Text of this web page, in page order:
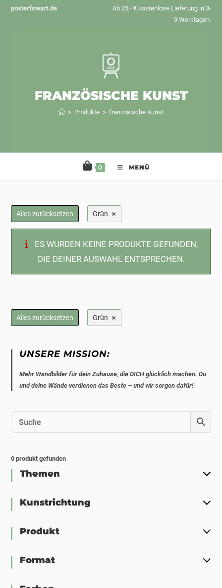
Zumposterfineart.de
Ab 25,- € kostenlose Lieferung in 3-
9 Werktagen.
FRANZÖSISCHE KUNST
> Produkte > französische Kunst
0 MENÜ
Alles zurücksetzen Grün ×
ES WURDEN KEINE PRODUKTE GEFUNDEN,
DIE DEINER AUSWAHL ENTSPRECHEN.
Alles zurücksetzen Grün ×
UNSERE MISSION:
Mehr Wandbilder für dein Zuhause, die DICH glücklich machen. Du
und deine Wände verdienen das Beste – und wir sorgen dafür!
0 produkt gefunden
Themen
Kunstrichtung
Produkt
Format